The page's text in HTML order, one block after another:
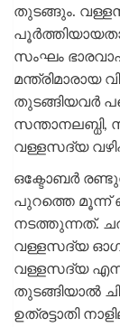
തുടങ്ങും.
സംഘം
തുടങ്ങിയവര്‍
സന്താനലബ്ധി,
വള്ളസദ്യ
ഒക്ടോബർ
പുറത്തെ മൂന്ന്
നടത്തുന്നത്.
വള്ളസദ്യ
വള്ളസദ്യ എന്ന്
തുടങ്ങിയാൽ
ഉത്രട്ടാതി